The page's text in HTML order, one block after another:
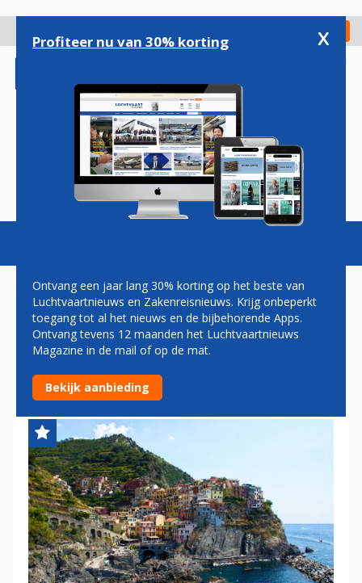
gaan
Check in
Magazine Podcasts Vacatures
BUZA VERSOEPELT
REISADVIES ITALIË, COSTA
RICA, FILIPIJNEN EN BRAZILIË
Profiteer nu van 30% korting x
Ontvang een jaar lang 30% korting op het beste van
Luchtvaartnieuws en Zakenreisnieuws. Krijg onbeperkt
toegang tot al het nieuws en de bijbehorende Apps.
Ontvang tevens 12 maanden het Luchtvaartnieuws
Magazine in de mail of op de mat.
Bekijk aanbieding